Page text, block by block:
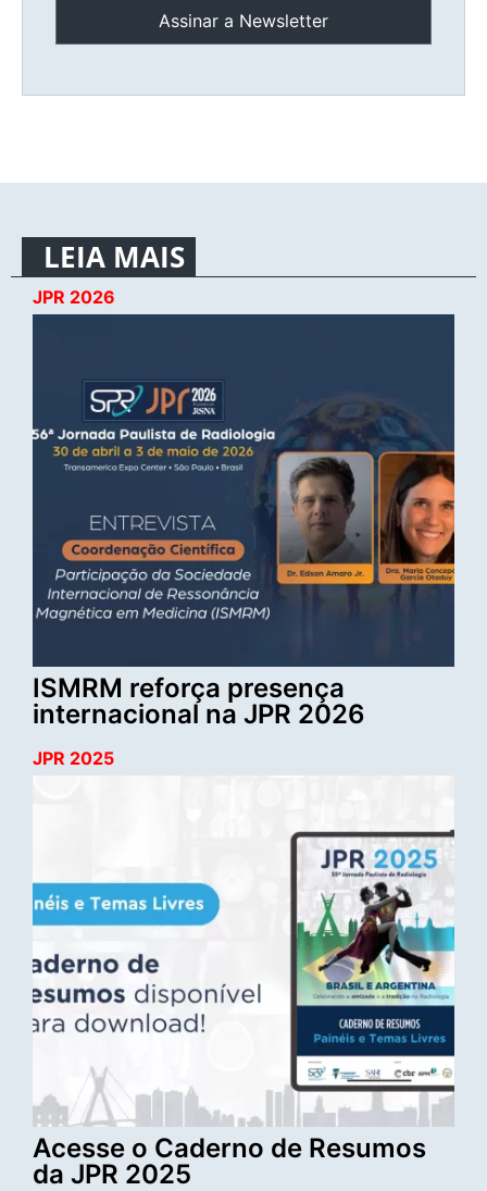
LEIA MAIS
JPR 2026
ISMRM reforça presença
internacional na JPR 2026
JPR 2025
Acesse o Caderno de Resumos
da JPR 2025